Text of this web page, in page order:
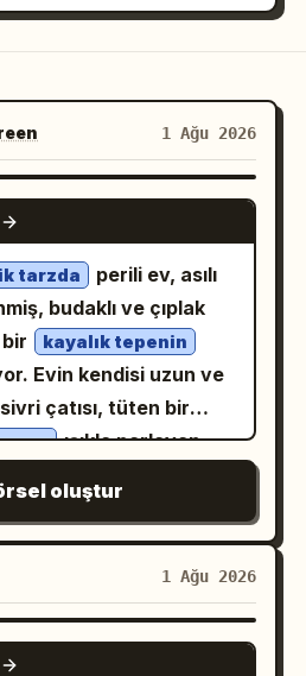
1 Ağu 2026
NANO BANANA PRO
tarzda
perili ev, asılı
budaklı ve çıplak
kayalık tepenin
Evin kendisi uzun ve
çatısı, tüten bir
sarı ışıkla parlayan
büyük ve yaşlı bir
kökleriyle kısmen
tepeden girişe
oluştur
1 Ağu 2026
GPT IMAGE 2